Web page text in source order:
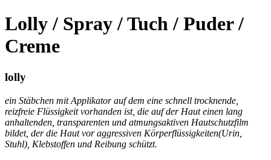
Lolly / Spray / Tuch / Puder /
Creme
lolly
ein Stäbchen mit Applikator auf dem eine schnell trocknende,
reizfreie Flüssigkeit vorhanden ist, die auf der Haut einen lang
anhaltenden, transparenten und atmungsaktiven Hautschutzfilm
bildet, der die Haut vor aggressiven Körperflüssigkeiten(Urin,
Stuhl), Klebstoffen und Reibung schützt.